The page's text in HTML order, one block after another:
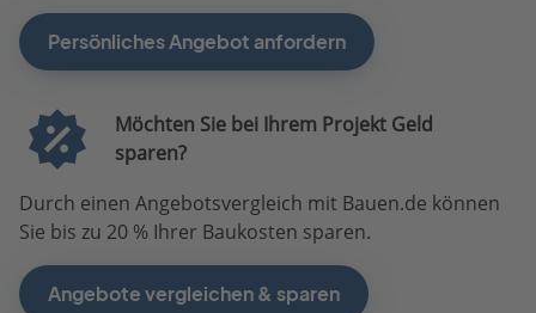
Persönliches Angebot anfordern
Möchten Sie bei Ihrem Projekt Geld
sparen?
Durch einen Angebotsvergleich mit Bauen.de können
Sie bis zu 20 % Ihrer Baukosten sparen.
Angebote vergleichen & sparen